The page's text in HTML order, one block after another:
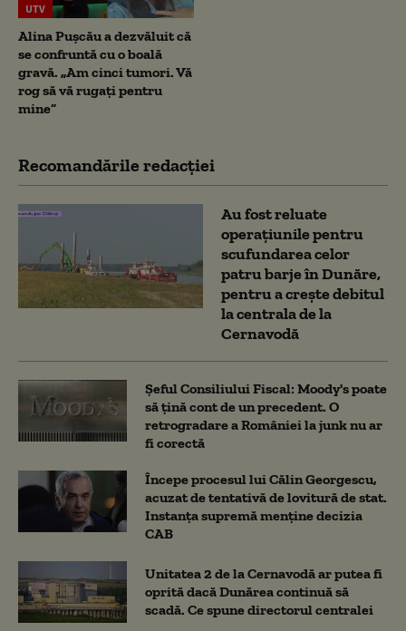
UTV
Alina Pușcău a dezvăluit că
se confruntă cu o boală
gravă. „Am cinci tumori. Vă
rog să vă rugați pentru
mine”
Recomandările redacţiei
Au fost reluate
operațiunile pentru
scufundarea celor
patru barje în Dunăre,
pentru a crește debitul
la centrala de la
Cernavodă
Șeful Consiliului Fiscal: Moody's poate
să țină cont de un precedent. O
retrogradare a României la junk nu ar
fi corectă
Începe procesul lui Călin Georgescu,
acuzat de tentativă de lovitură de stat.
Instanța supremă menține decizia
CAB
Unitatea 2 de la Cernavodă ar putea fi
oprită dacă Dunărea continuă să
scadă. Ce spune directorul centralei